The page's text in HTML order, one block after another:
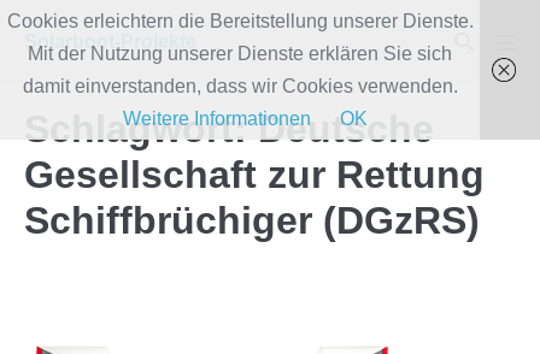
Zum
Inhalt
springen
Solarboot-Projekte
Schalter
Schlagwort:Deutsche
Gesellschaft zur Rettung
Schiffbrüchiger (DGzRS)
Cookies erleichtern die Bereitstellung unserer Dienste.
Mit der Nutzung unserer Dienste erklären Sie sich
damit einverstanden, dass wir Cookies verwenden.
Weitere Informationen
OK